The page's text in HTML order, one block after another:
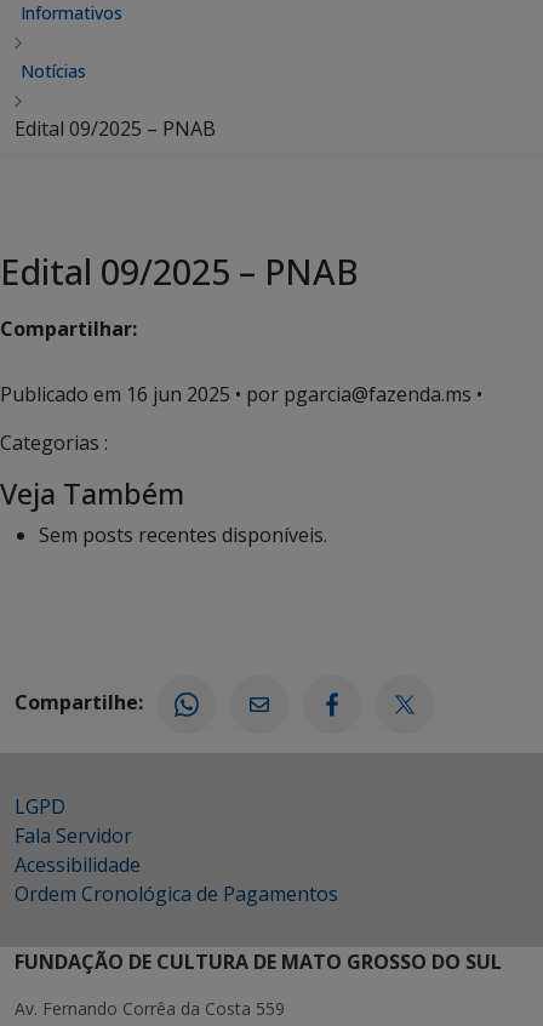
Informativos
Notícias
Edital 09/2025 – PNAB
Edital 09/2025 – PNAB
Compartilhar:
Publicado em 16 jun 2025 • por pgarcia@fazenda.ms •
Categorias :
Veja Também
Sem posts recentes disponíveis.
Compartilhe:
LGPD
Fala Servidor
Acessibilidade
Ordem Cronológica de Pagamentos
FUNDAÇÃO DE CULTURA DE MATO GROSSO DO SUL
Av. Fernando Corrêa da Costa 559